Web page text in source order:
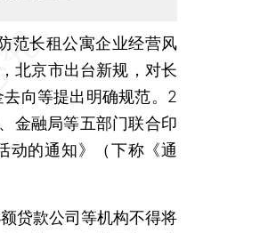
范长租公寓企业经营风
北京市出台新规，对长
向等提出明确规范。2
金融局等五部门联合印
动的通知》（下称《通
贷款公司等机构不得将